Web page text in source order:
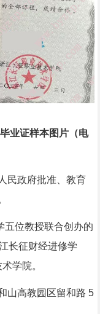
业证样本图片（电
民政府批准、教育
五位教授联合创办的
长征财经进修学
学院。
山高教园区留和路 5